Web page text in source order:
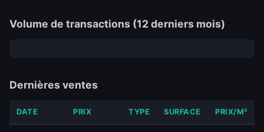
Volume de transactions (12 derniers mois)
Dernières ventes
DATE PRIX TYPE SURFACE PRIX/M²